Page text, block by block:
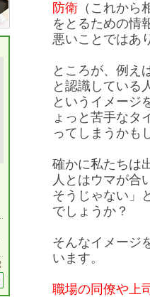
防衛 （これか
をとるための情
悪いことではあ
ところが、例え
と認識している
というイメージ
ょっと苦手なタ
ってしまう
確かに私たちは
人とはウマが合
そうじゃない」
でしょう
そんなイメージ
います。
職場の同僚や上